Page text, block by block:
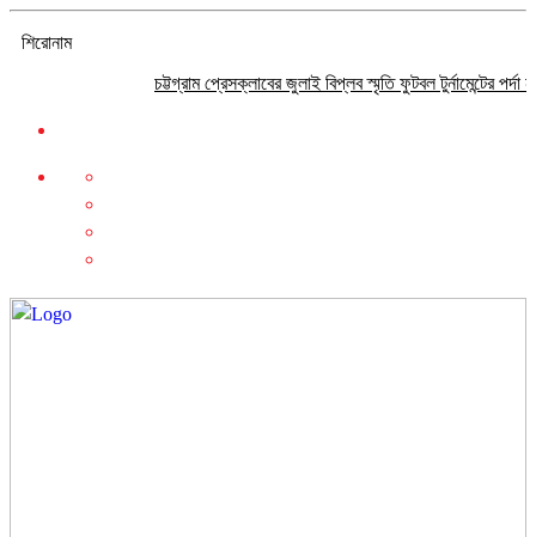
শিরোনাম
চট্টগ্রাম প্রেসক্লাবের জুলাই বিপ্লব স্মৃতি ফুটবল টুর্নামেন্টের পর্দা নামল